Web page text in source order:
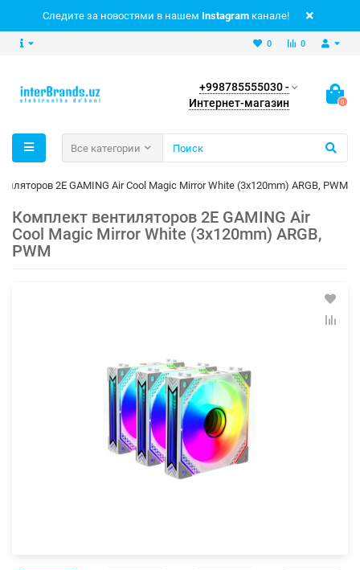
Следите за новостями в нашем Instagram канале!
0
0
+998785555030 -
Интернет-магазин
0
Все категории
2E GAMING Air Cool Magic Mirror White (3x120mm) ARGB, PWM
Комплект вентиляторов 2E GAMING Air
Cool Magic Mirror White (3x120mm) ARGB,
PWM